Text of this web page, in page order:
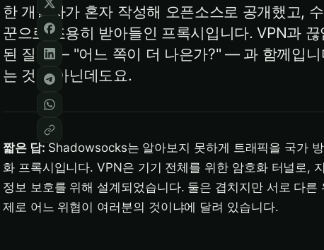
한 개발자가 혼자 작성해 오픈소스로 공개했고,
꾼으로 조용히 받아들인 프록시입니다. VPN과
된 질문 — "어느 쪽이 더 나은가?" — 과 함께입니
는 것이 아닌데도요.
짧은 답: Shadowsocks는 알아보지 못하게 트래픽을 국가
화 프록시입니다. VPN은 기기 전체를 위한 암호화 터널로,
정보 보호를 위해 설계되었습니다. 둘은 겹치지만 서로 다
제로 어느 위협이 여러분의 것이냐에 달려 있습니다.